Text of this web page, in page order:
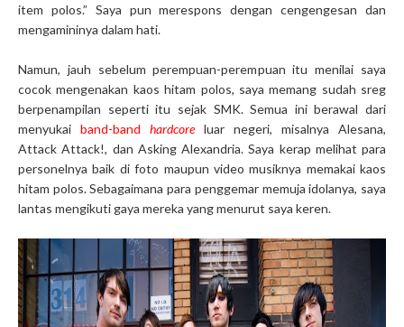
item polos.” Saya pun merespons dengan cengengesan dan
mengamininya dalam hati.
Namun, jauh sebelum perempuan-perempuan itu menilai saya
cocok mengenakan kaos hitam polos, saya memang sudah sreg
berpenampilan seperti itu sejak SMK. Semua ini berawal dari
menyukai band-band hardcoreluar negeri, misalnya Alesana,
Attack Attack!, dan Asking Alexandria. Saya kerap melihat para
personelnya baik di foto maupun video musiknya memakai kaos
hitam polos. Sebagaimana para penggemar memuja idolanya, saya
lantas mengikuti gaya mereka yang menurut saya keren.